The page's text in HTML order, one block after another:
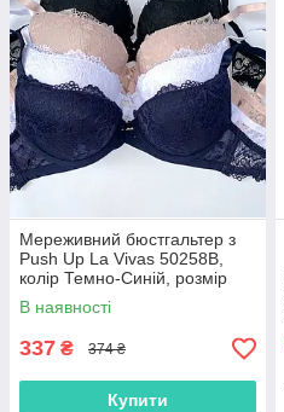
Мереживний бюстгальтер з
Push Up La Vivas 50258B,
колір Темно-Синій, розмір
80B
В наявності
337 ₴ 374 ₴
Купити